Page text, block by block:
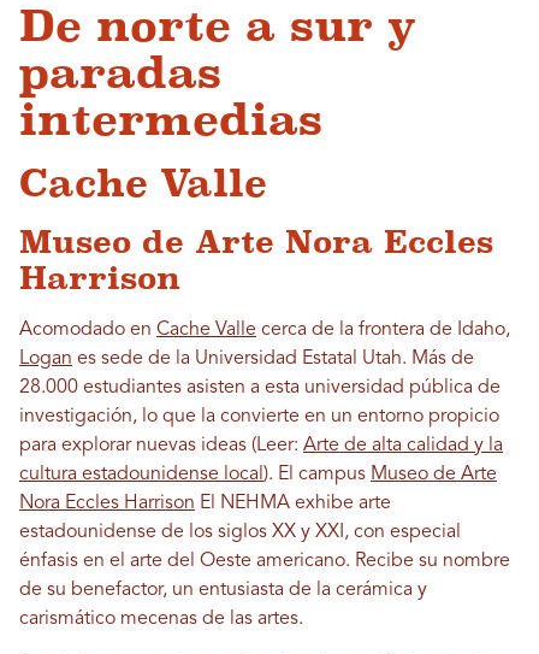
De norte a sur y
paradas
intermedias
Cache Valle
Museo de Arte Nora Eccles
Harrison
Acomodado en Cache Valle cerca de la frontera de Idaho,
Logan es sede de la Universidad Estatal Utah. Más de
28.000 estudiantes asisten a esta universidad pública de
investigación, lo que la convierte en un entorno propicio
para explorar nuevas ideas (Leer: Arte de alta calidad y la
cultura estadounidense local ). El campus Museo de Arte
Nora Eccles Harrison El NEHMA exhibe arte
estadounidense de los siglos XX y XXI, con especial
énfasis en el arte del Oeste americano. Recibe su nombre
de su benefactor, un entusiasta de la cerámica y
carismático mecenas de las artes.